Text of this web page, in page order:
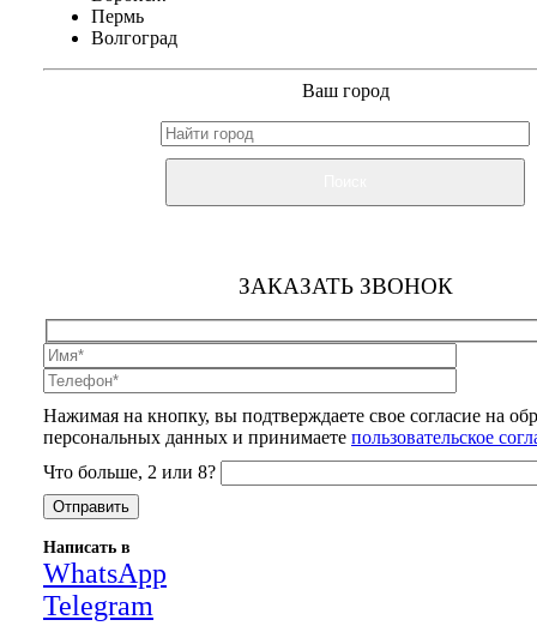
Пермь
Волгоград
Ваш город
ЗАКАЗАТЬ ЗВОНОК
Нажимая на кнопку, вы подтверждаете свое согласие на
персональных данных и принимаете пользовательское
Что больше, 2 или 8?
Написать в
WhatsApp
Telegram